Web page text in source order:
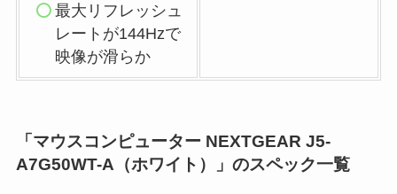
最大リフレッシュ
レートが144Hzで
映像が滑らか
「マウスコンピューター NEXTGEAR J5-
A7G50WT-A（ホワイト）」のスペック一覧